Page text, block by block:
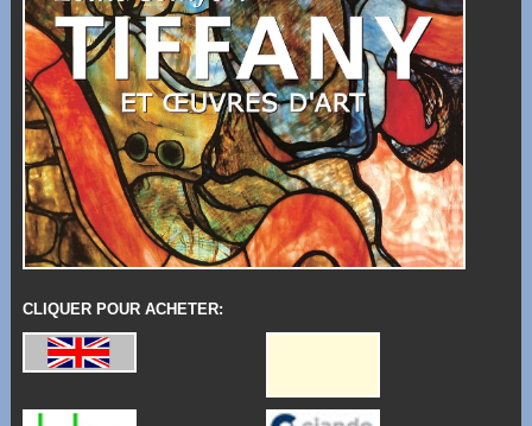
CLIQUER POUR ACHETER: